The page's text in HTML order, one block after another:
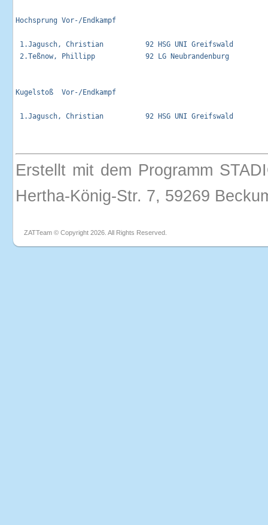
Hochsprung Vor-/Endkampf
1.Jagusch, Christian          92 HSG UNI Greifswald
2.Teßnow, Phillipp            92 LG Neubrandenburg
Kugelstoß  Vor-/Endkampf
1.Jagusch, Christian          92 HSG UNI Greifswald
Erstellt mit dem Programm
Hertha-König-Str. 7, 59269
ZATTeam © Copyright 2026. All Rights Reserved.